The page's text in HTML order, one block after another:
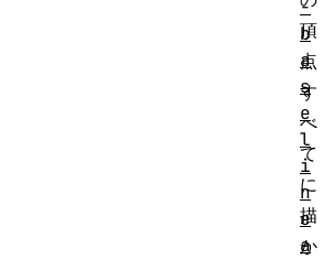
頂
点
す
べ
て
に
描
か
-
b
a
s
e
l
i
n
e
a